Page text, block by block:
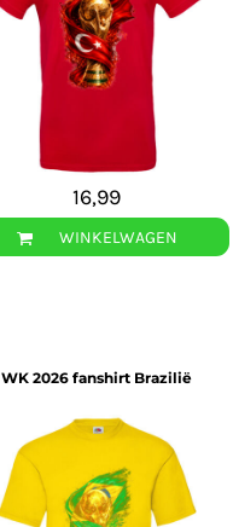
16,99
WINKELWAGEN
WK 2026 fanshirt Brazilië